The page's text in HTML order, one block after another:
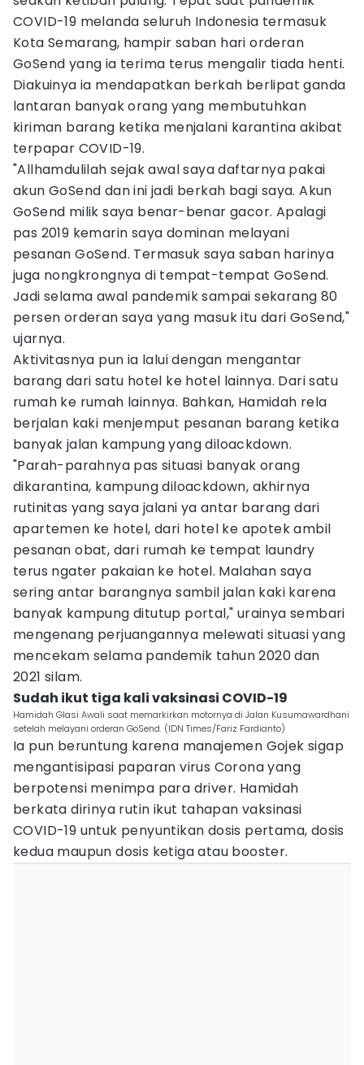
COVID-19 melanda seluruh Indonesia termasuk
Kota Semarang, hampir saban hari orderan
GoSend yang ia terima terus mengalir tiada henti.
Diakuinya ia mendapatkan berkah berlipat ganda
lantaran banyak orang yang membutuhkan
kiriman barang ketika menjalani karantina akibat
terpapar COVID-19.
"Allhamdulilah sejak awal saya daftarnya pakai
akun GoSend dan ini jadi berkah bagi saya. Akun
GoSend milik saya benar-benar gacor. Apalagi
pas 2019 kemarin saya dominan melayani
pesanan GoSend. Termasuk saya saban harinya
juga nongkrongnya di tempat-tempat GoSend.
Jadi selama awal pandemik sampai sekarang 80
persen orderan saya yang masuk itu dari GoSend,"
ujarnya.
Aktivitasnya pun ia lalui dengan mengantar
barang dari satu hotel ke hotel lainnya. Dari satu
rumah ke rumah lainnya. Bahkan, Hamidah rela
berjalan kaki menjemput pesanan barang ketika
banyak jalan kampung yang diloackdown.
"Parah-parahnya pas situasi banyak orang
dikarantina, kampung diloackdown, akhirnya
rutinitas yang saya jalani ya antar barang dari
apartemen ke hotel, dari hotel ke apotek ambil
pesanan obat, dari rumah ke tempat laundry
terus ngater pakaian ke hotel. Malahan saya
sering antar barangnya sambil jalan kaki karena
banyak kampung ditutup portal," urainya sembari
mengenang perjuangannya melewati situasi yang
mencekam selama pandemik tahun 2020 dan
2021 silam.
Sudah ikut tiga kali vaksinasi COVID-19
Hamidah Glasi Awali saat memarkirkan motornya di Jalan Kusumawardhani
setelah melayani orderan GoSend. (IDN Times/Fariz Fardianto)
Ia pun beruntung karena manajemen Gojek sigap
mengantisipasi paparan virus Corona yang
berpotensi menimpa para driver. Hamidah
berkata dirinya rutin ikut tahapan vaksinasi
COVID-19 untuk penyuntikan dosis pertama, dosis
kedua maupun dosis ketiga atau booster.